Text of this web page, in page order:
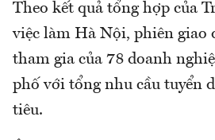
Theo kết quả tổng hợp của
việc làm Hà Nội, phiên giao
tham gia của 78 doanh
phố với tổng nhu cầu tuyển
tiêu.